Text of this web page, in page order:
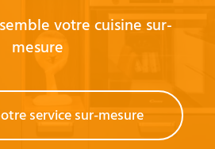
votre cuisine sur-
mesure
service sur-mesure